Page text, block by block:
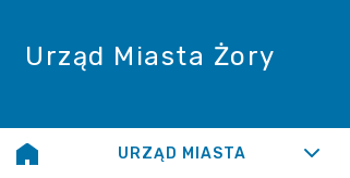
Urząd Miasta Żory
URZĄD MIASTA